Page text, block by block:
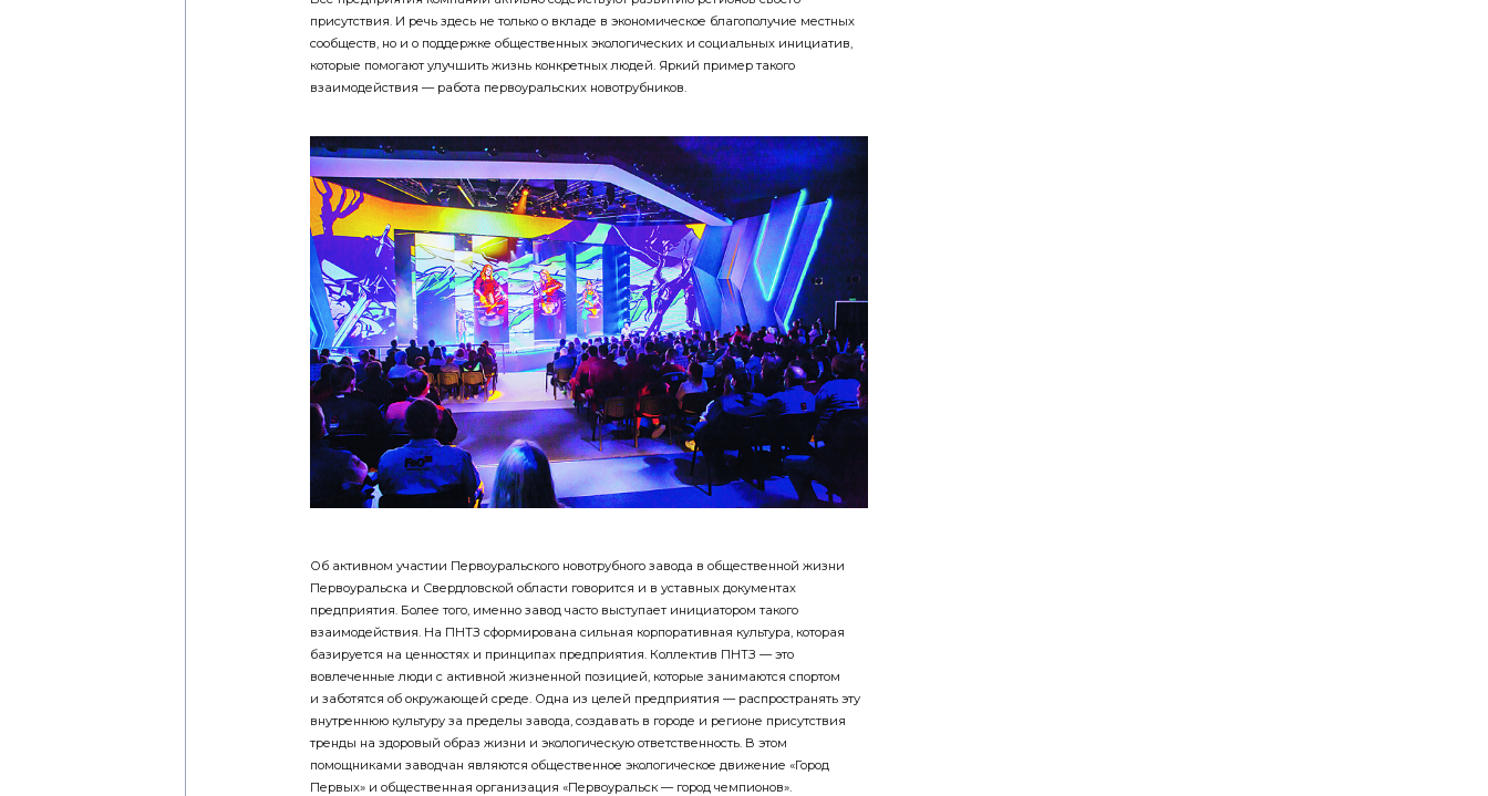
присутствия. И речь здесь не только о вкладе в экономическое благополучие местных
сообществ, но и о поддержке общественных экологических и социальных инициатив,
которые помогают улучшить жизнь конкретных людей. Яркий пример такого
взаимодействия — работа первоуральских новотрубников.
Об активном участии Первоуральского новотрубного завода в общественной жизни
Первоуральска и Свердловской области говорится и в уставных документах
предприятия. Более того, именно завод часто выступает инициатором такого
взаимодействия. На ПНТЗ сформирована сильная корпоративная культура, которая
базируется на ценностях и принципах предприятия. Коллектив ПНТЗ — это
вовлеченные люди с активной жизненной позицией, которые занимаются спортом
и заботятся об окружающей среде. Одна из целей предприятия — распространять эту
внутреннюю культуру за пределы завода, создавать в городе и регионе присутствия
тренды на здоровый образ жизни и экологическую ответственность. В этом
помощниками заводчан являются общественное экологическое движение «Город
Первых» и общественная организация «Первоуральск — город чемпионов».